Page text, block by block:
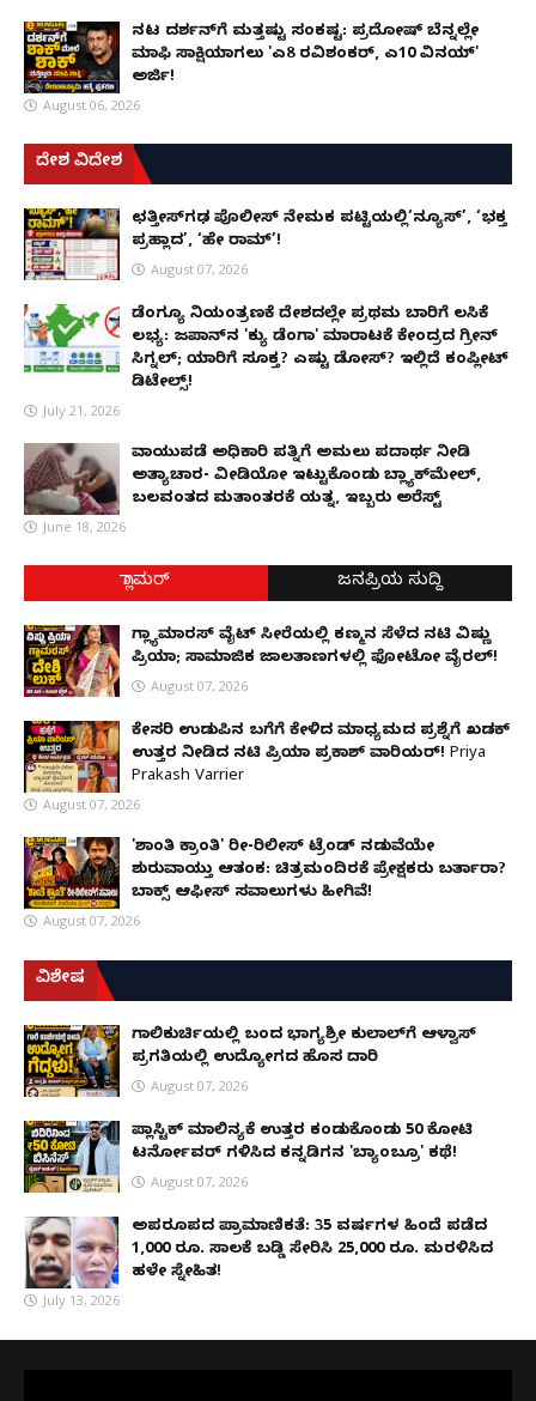
ನಟ ದರ್ಶನ್‌ಗೆ ಮತ್ತಷ್ಟು ಸಂಕಷ್ಟ: ಪ್ರದೋಷ್ ಬೆನ್ನಲ್ಲೇ
ಮಾಫಿ ಸಾಕ್ಷಿಯಾಗಲು 'ಎ8 ರವಿಶಂಕರ್, ಎ10 ವಿನಯ್'
ಅರ್ಜಿ!
August 06, 2026
ದೇಶ ವಿದೇಶ
ಛತ್ತೀಸ್‌ಗಢ ಪೊಲೀಸ್ ನೇಮಕ ಪಟ್ಟಿಯಲ್ಲಿ‘ನ್ಯೂಸ್’, ‘ಭಕ್ತ
ಪ್ರಹ್ಲಾದ’, ‘ಹೇ ರಾಮ್’!
August 07, 2026
ಡೆಂಗ್ಯೂ ನಿಯಂತ್ರಣಕ್ಕೆ ದೇಶದಲ್ಲೇ ಪ್ರಥಮ ಬಾರಿಗೆ ಲಸಿಕೆ
ಲಭ್ಯ: ಜಪಾನ್‌ನ 'ಕ್ಯು ಡೆಂಗಾ' ಮಾರಾಟಕ್ಕೆ ಕೇಂದ್ರದ ಗ್ರೀನ್
ಸಿಗ್ನಲ್; ಯಾರಿಗೆ ಸೂಕ್ತ? ಎಷ್ಟು ಡೋಸ್? ಇಲ್ಲಿದೆ ಕಂಪ್ಲೀಟ್
ಡಿಟೇಲ್ಸ್!
July 21, 2026
ವಾಯುಪಡೆ ಅಧಿಕಾರಿ ಪತ್ನಿಗೆ ಅಮಲು ಪದಾರ್ಥ ನೀಡಿ
ಅತ್ಯಾಚಾರ- ವೀಡಿಯೋ ಇಟ್ಟುಕೊಂಡು ಬ್ಲ್ಯಾಕ್‌ಮೇಲ್,
ಬಲವಂತದ ಮತಾಂತರಕ್ಕೆ ಯತ್ನ, ಇಬ್ಬರು ಅರೆಸ್ಟ್
June 18, 2026
ಗ್ಲಾಮರ್ ಜನಪ್ರಿಯ ಸುದ್ದಿ
ಗ್ಲ್ಯಾಮಾರಸ್ ವೈಟ್‌ ಸೀರೆಯಲ್ಲಿ ಕಣ್ಮನ ಸೆಳೆದ ನಟಿ ವಿಷ್ಣು
ಪ್ರಿಯಾ; ಸಾಮಾಜಿಕ ಜಾಲತಾಣಗಳಲ್ಲಿ ಫೋಟೋ ವೈರಲ್!
August 07, 2026
ಕೇಸರಿ ಉಡುಪಿನ ಬಗೆಗೆ ಕೇಳಿದ ಮಾಧ್ಯಮದ ಪ್ರಶ್ನೆಗೆ ಖಡಕ್
ಉತ್ತರ ನೀಡಿದ ನಟಿ ಪ್ರಿಯಾ ಪ್ರಕಾಶ್ ವಾರಿಯರ್! Priya
Prakash Varrier
August 07, 2026
'ಶಾಂತಿ ಕ್ರಾಂತಿ' ರೀ-ರಿಲೀಸ್ ಟ್ರೆಂಡ್ ನಡುವೆಯೇ
ಶುರುವಾಯ್ತು ಆತಂಕ: ಚಿತ್ರಮಂದಿರಕ್ಕೆ ಪ್ರೇಕ್ಷಕರು ಬರ್ತಾರಾ?
ಬಾಕ್ಸ್ ಆಫೀಸ್ ಸವಾಲುಗಳು ಹೀಗಿವೆ!
August 07, 2026
ವಿಶೇಷ
ಗಾಲಿಕುರ್ಚಿಯಲ್ಲಿ ಬಂದ ಭಾಗ್ಯಶ್ರೀ ಕುಲಾಲ್‌ಗೆ ಆಳ್ವಾಸ್
ಪ್ರಗತಿಯಲ್ಲಿ ಉದ್ಯೋಗದ ಹೊಸ ದಾರಿ
August 07, 2026
ಪ್ಲಾಸ್ಟಿಕ್ ಮಾಲಿನ್ಯಕ್ಕೆ ಉತ್ತರ ಕಂಡುಕೊಂಡು ₹50 ಕೋಟಿ
ಟರ್ನೋವರ್ ಗಳಿಸಿದ ಕನ್ನಡಿಗನ 'ಬ್ಯಾಂಬ್ರೂ' ಕಥೆ!
August 07, 2026
ಅಪರೂಪದ ಪ್ರಾಮಾಣಿಕತೆ: 35 ವರ್ಷಗಳ ಹಿಂದೆ ಪಡೆದ
1,000 ರೂ. ಸಾಲಕ್ಕೆ ಬಡ್ಡಿ ಸೇರಿಸಿ 25,000 ರೂ. ಮರಳಿಸಿದ
ಹಳೇ ಸ್ನೇಹಿತ!
July 13, 2026